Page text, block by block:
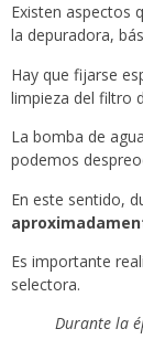
Existen aspectos
la depuradora,
Hay que fijarse
limpieza del filtro
La bomba de
podemos
En este sentido,
Es importante
selectora.
Durante la